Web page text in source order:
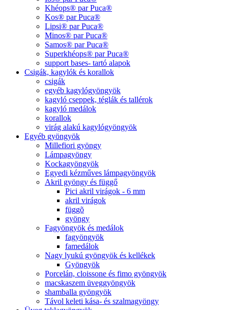
Khéops® par Puca®
Kos® par Puca®
Lipsi® par Puca®
Minos® par Puca®
Samos® par Puca®
Superkhéops® par Puca®
support bases- tartó alapok
Csigák, kagylók és korallok
csigák
egyéb kagylógyöngyök
kagyló cseppek, téglák és tallérok
kagyló medálok
korallok
virág alakú kagylógyöngyök
Egyéb gyöngyök
Millefiori gyöngy
Lámpagyöngy
Kockagyöngyök
Egyedi kézműves lámpagyöngyök
Akril gyöngy és függő
Pici akril virágok - 6 mm
akril virágok
függõ
gyöngy
Fagyöngyök és medálok
fagyöngyök
famedálok
Nagy lyukú gyöngyök és kellékek
Gyöngyök
Porcelán, cloissone és fimo gyöngyök
macskaszem üveggyöngyök
shamballa gyöngyök
Távol keleti kása- és szalmagyöngy